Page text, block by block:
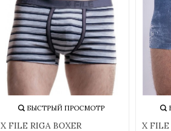
БЫСТРЫЙ ПРОСМОТР
X FILE RIGA BOXER X FILE